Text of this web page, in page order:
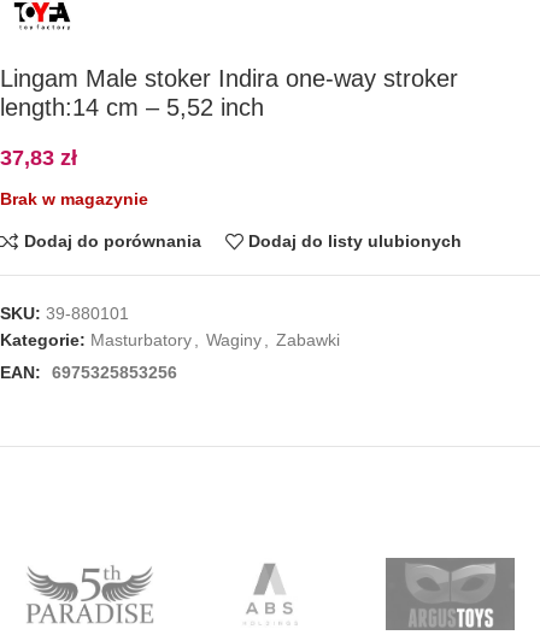
Lingam Male stoker Indira one-way stroker
length:14 cm – 5,52 inch
37,83 zł
Brak w magazynie
Dodaj do porównania Dodaj do listy ulubionych
SKU: 39-880101
Kategorie: Masturbatory Waginy
Zabawki
EAN:
6975325853256